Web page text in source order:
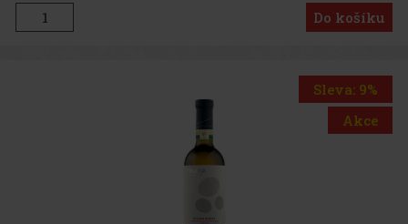
Do košíku
Sleva: 9%
Akce